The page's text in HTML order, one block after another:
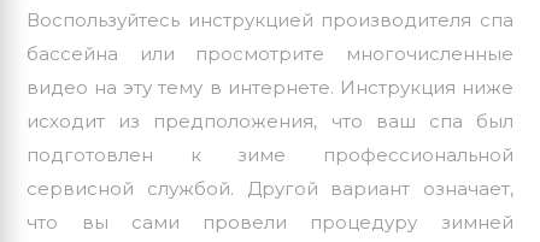
Воспользуйтесь инструкцией производителя спа
бассейна или просмотрите многочисленные
видео на эту тему в интернете. Инструкция ниже
исходит из предположения, что ваш спа был
подготовлен к зиме профессиональной
сервисной службой. Другой вариант означает,
что вы сами провели процедуру зимней